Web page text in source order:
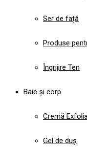
Ser de față
Produse
Îngrijire Ten
Baie și corp
Cremă
Gel de duș